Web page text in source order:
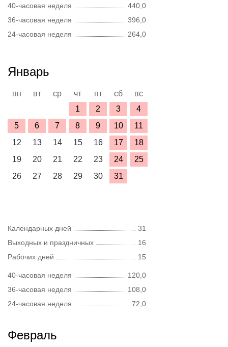
40-часовая неделя
440,0
36-часовая неделя
396,0
24-часовая неделя
264,0
Январь
пн вт ср чт пт сб
вс
1
2 3
4
5
6 7 8 9 10
11
12
13 14 15 16 17
18
19
20 21 22 23 24
25
26
27 28 29 30 31
Календарных дней
31
Выходных и праздничных
16
Рабочих дней
15
40-часовая неделя
120,0
36-часовая неделя
108,0
24-часовая неделя
72,0
Февраль